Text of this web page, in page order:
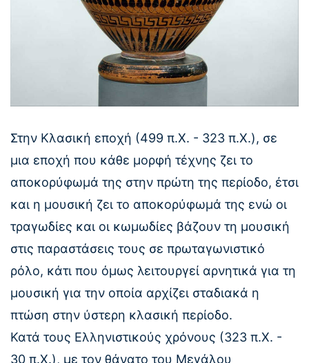
Στην Κλασική εποχή (499 π.Χ. - 323 π.Χ.), σε
μια εποχή που κάθε μορφή τέχνης ζει το
αποκορύφωμά της στην πρώτη της περίοδο, έτσι
και η μουσική ζει το αποκορύφωμά της ενώ οι
τραγωδίες και οι κωμωδίες βάζουν τη μουσική
στις παραστάσεις τους σε πρωταγωνιστικό
ρόλο, κάτι που όμως λειτουργεί αρνητικά για τη
μουσική για την οποία αρχίζει σταδιακά η
πτώση στην ύστερη κλασική περίοδο.
Κατά τους Ελληνιστικούς χρόνους (323 π.Χ. -
30 π.Χ.), με τον θάνατο του Μεγάλου